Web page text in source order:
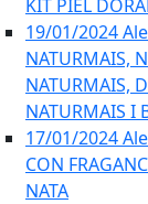
KIT PIEL
19/01/2024
NATURMAIS,
NATURMAIS,
NATURMAIS I
17/01/2024
CON
NATA